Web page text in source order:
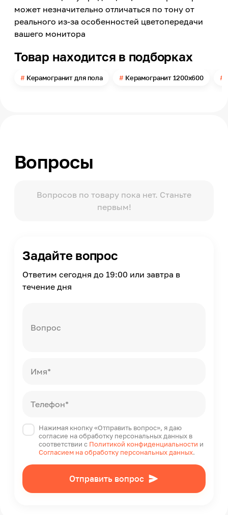
Цветовая гамма
Бежевый
Яркость цвета
Форма
Поверхность
Матовая, Карвинг
Керамогранит
Помещение
Прихожая, Кухня, Гостиная, Ванная комната,
Туалет, Санузел
Поверхность применения
С рисунком, Имитация материала
1.44
может незначительно отличаться по тону от
реального из-за особенностей цветопередачи
вашего монитора
Товар находится в подборках
Керамогранит для пола Керамогранит 1200х600
Вопросы
Вопросов по товару пока нет. Станьте
первым!
Задайте вопрос
Ответим сегодня до 19:00 или завтра в
течение дня
Вопрос
Имя*
Телефон*
Нажимая кнопку «Отправить вопрос», я даю
согласие на обработку персональных данных в
соответствии с Политикой конфиденциальности и
Согласием на обработку персональных данных.
Отправить вопрос